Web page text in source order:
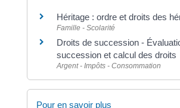
Héritage : ordre et droits des
Famille - Scolarité
Droits de succession -
succession et calcul des droits
Argent - Impôts - Consommation
Pour en savoir plus